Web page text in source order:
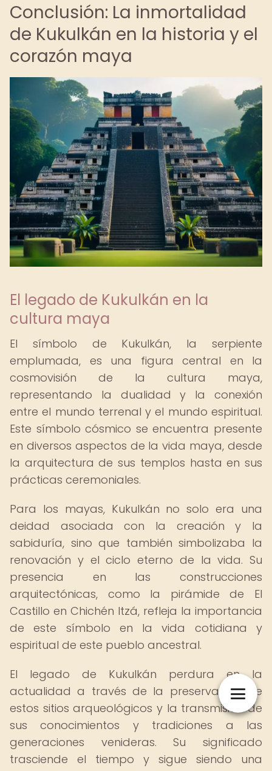
Conclusión: La inmortalidad
de Kukulkán en la historia y el
corazón maya
El legado de Kukulkán en la
cultura maya
El símbolo de Kukulkán, la serpiente
emplumada, es una figura central en la
cosmovisión de la cultura maya,
representando la dualidad y la conexión
entre el mundo terrenal y el mundo espiritual.
Este símbolo cósmico se encuentra presente
en diversos aspectos de la vida maya, desde
la arquitectura de sus templos hasta en sus
prácticas ceremoniales.
Para los mayas, Kukulkán no solo era una
deidad asociada con la creación y la
sabiduría, sino que también simbolizaba la
renovación y el ciclo eterno de la vida. Su
presencia en las construcciones
arquitectónicas, como la pirámide de El
Castillo en Chichén Itzá, refleja la importancia
de este símbolo en la vida cotidiana y
espiritual de este pueblo ancestral.
El legado de Kukulkán perdura en la
actualidad a través de la preservación de
estos sitios arqueológicos y la transmisión de
sus conocimientos y tradiciones a las
generaciones venideras. Su significado
trasciende el tiempo y sigue siendo una